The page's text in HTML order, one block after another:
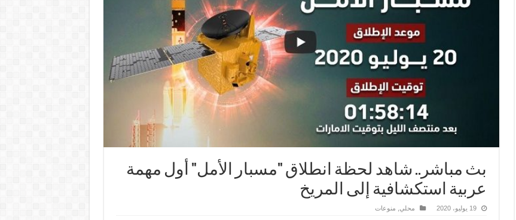
بث مباشر.. شاهد لحظة انطلاق "مسبار الأمل" أول مهمة
عربية استكشافية إلى المريخ
19 يوليو، 2020 محلي, منوعات